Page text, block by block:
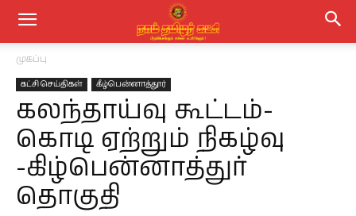
முகப்பு
கட்சி செய்திகள் கீழ்பென்னாத்தூர்
கலந்தாய்வு கூட்டம்-
கொடி ஏற்றும் நிகழ்வு
-கிழ்பென்னாத்துர்
தொகுதி